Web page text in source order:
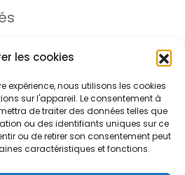
les cookies
expérience, nous utilisons les cookies
sur l'appareil. Le consentement à
de traiter des données telles que
ou des identifiants uniques sur ce
ou de retirer son consentement peut
caractéristiques et fonctions.
- Tous droits